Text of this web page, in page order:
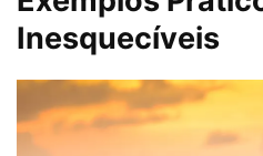
Inesquecíveis